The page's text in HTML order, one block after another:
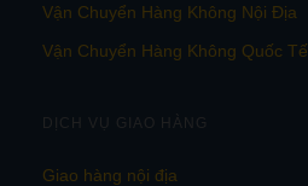
Vận Chuyển Hàng Không Nội Địa
Vận Chuyển Hàng Không Quốc Tế
DỊCH VỤ GIAO HÀNG
Giao hàng nội địa